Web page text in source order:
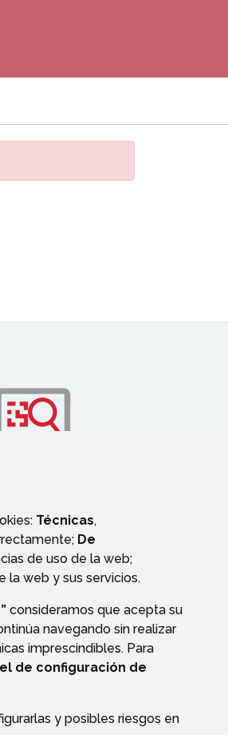
Técnicas,
De
de uso de la web;
la web y sus servicios.
consideramos que acepta su
navegando sin realizar
imprescindibles. Para
de configuración de
y posibles riesgos en
POLÍTICA DE COOKIES